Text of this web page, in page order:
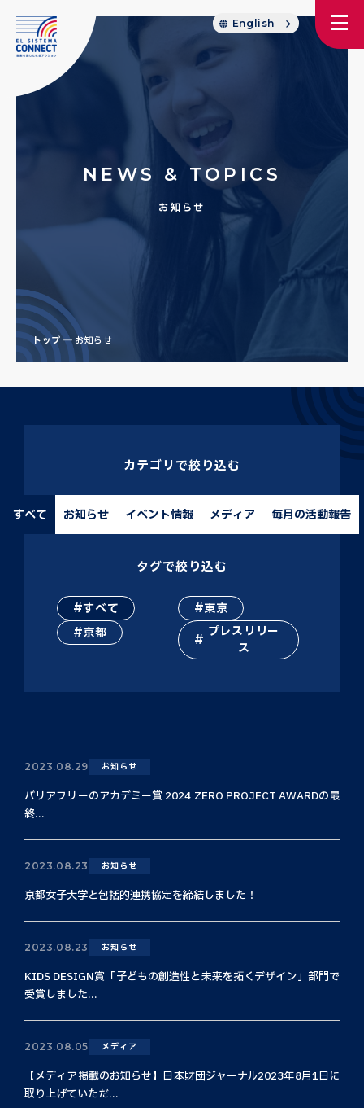
English
NEWS & TOPICS
お知らせ
トップ お知らせ
カテゴリで絞り込む
すべて お知らせ イベント情報 メディア 毎月の活動報告
タグで絞り込む
すべて
東京
京都
プレスリリー
ス
2023.08.29 お知らせ
バリアフリーのアカデミー賞 2024 ZERO PROJECT AWARDの最
終...
2023.08.23 お知らせ
京都女子大学と包括的連携協定を締結しました！
2023.08.23 お知らせ
KIDS DESIGN賞「子どもの創造性と未来を拓くデザイン」部門で
受賞しました...
2023.08.05 メディア
【メディア掲載のお知らせ】日本財団ジャーナル2023年8月1日に
取り上げていただ...